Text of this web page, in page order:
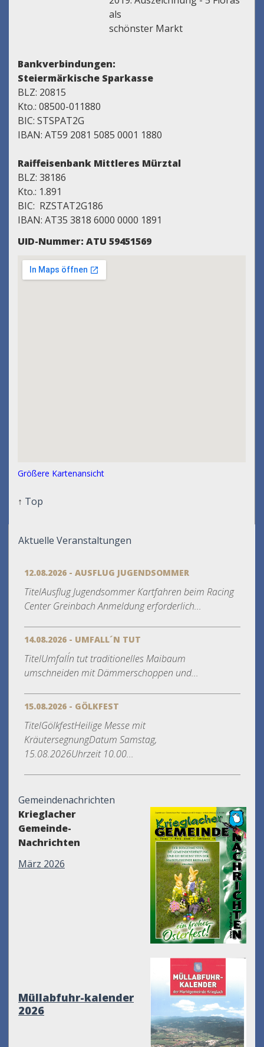
als
schönster Markt
Bankverbindungen:
Steiermärkische Sparkasse
BLZ: 20815
Kto.: 08500-011880
BIC: STSPAT2G
IBAN: AT59 2081 5085 0001 1880
Raiffeisenbank Mittleres Mürztal
BLZ: 38186
Kto.: 1.891
BIC: RZSTAT2G186
IBAN: AT35 3818 6000 0000 1891
UID-Nummer: ATU 59451569
Größere Kartenansicht
↑ Top
Aktuelle Veranstaltungen
12.08.2026 - AUSFLUG JUGENDSOMMER
TitelAusflug Jugendsommer Kartfahren beim Racing
Center Greinbach Anmeldung erforderlich...
14.08.2026 - UMFALL´N TUT
TitelUmfall´n tut traditionelles Maibaum
umschneiden mit Dämmerschoppen und...
15.08.2026 - GÖLKFEST
TitelGölkfestHeilige Messe mit
KräutersegnungDatum Samstag,
15.08.2026Uhrzeit 10.00...
Gemeindenachrichten
Krieglacher
Gemeinde-
Nachrichten
März 2026
Müllabfuhr-kalender
2026